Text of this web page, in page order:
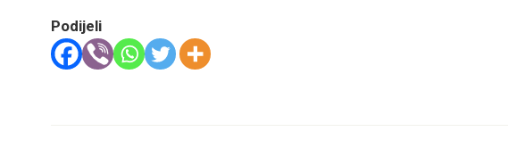
Podijeli